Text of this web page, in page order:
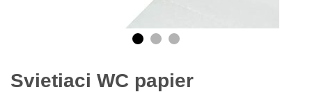
Svietiaci WC papier